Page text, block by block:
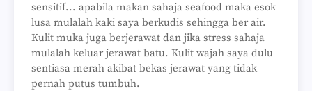
sensitif... apabila makan sahaja seafood maka esok
lusa mulalah kaki saya berkudis sehingga ber air.
Kulit muka juga berjerawat dan jika stress sahaja
mulalah keluar jerawat batu. Kulit wajah saya dulu
sentiasa merah akibat bekas jerawat yang tidak
pernah putus tumbuh.